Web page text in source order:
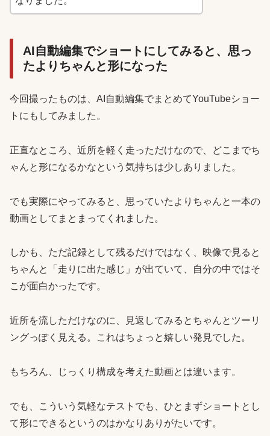
AI自動編集でショートにしてみると、思っ
たよりちゃんと形になった
今回撮ったものは、AI自動編集でまとめてYouTubeショー
トにもしてみました。
正直なところ、近所を軽く走っただけなので、どこまでち
ゃんと形になるかなという気持ちは少しありました。
でも実際にやってみると、思っていたよりちゃんと一本の
動画としてまとまってくれました。
しかも、ただ記録として残るだけではなく、映像で見ると
ちゃんと「走りに出た感じ」が出ていて、自分の中ではそ
こが面白かったです。
近所を流しただけなのに、見返してみるとちゃんとツーリ
ングっぽく見える。これはちょっと嬉しい発見でした。
もちろん、じっくり構成を考えた動画とは違います。
でも、こういう気軽なテストでも、ひとまずショートとし
て形にできるというのはかなりありがたいです。